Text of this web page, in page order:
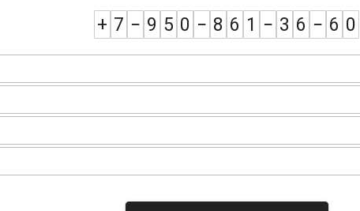
+ 7 − 9 5 0 − 8 6 1 − 3 6 − 6 0